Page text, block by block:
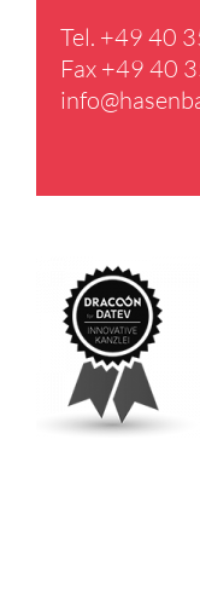
Tel. +49 40
Fax +49 40